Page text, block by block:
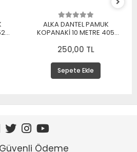
ALKA DANTEL PAMUK
KOPANAKİ 10 METRE 405
250,00 TL
Sepete Ekle
Güvenli Ödeme